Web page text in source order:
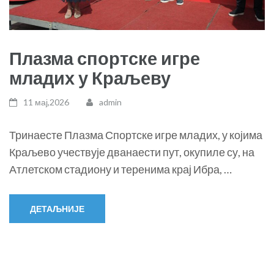
Плазма спортске игре
младих у Краљеву
11 мај,2026 admin
Тринаесте Плазма Спортске игре младих, у којима
Краљево учествује дванаести пут, окупиле су, на
Атлетском стадиону и теренима крај Ибра, …
ДЕТАЉНИЈЕ